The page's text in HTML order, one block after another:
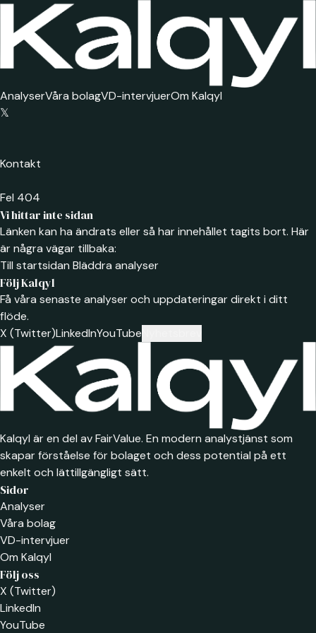
AnalyserVåra bolagVD-intervjuerOm Kalqyl
𝕏
Kontakt
Fel 404
Vi hittar inte sidan
Länken kan ha ändrats eller så har innehållet tagits bort. Här
är några vägar tillbaka:
Till startsidan Bläddra analyser
Följ Kalqyl
Få våra senaste analyser och uppdateringar direkt i ditt
flöde.
X (Twitter)LinkedInYouTube
Kalqyl är en del av FairValue. En modern analystjänst som
skapar förståelse för bolaget och dess potential på ett
enkelt och lättillgängligt sätt.
Sidor
Analyser
Våra bolag
VD-intervjuer
Om Kalqyl
Följ oss
X (Twitter)
LinkedIn
YouTube